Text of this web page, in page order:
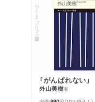
ちくまプリマー新書
外山美樹著